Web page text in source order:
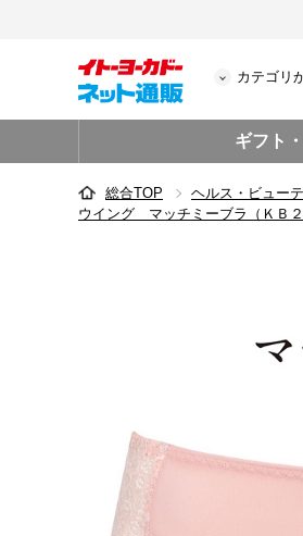
カテゴリ
ギフト
総合TOP ヘルス・ビュー
ウイング マッチミーブラ（ＫＢ２